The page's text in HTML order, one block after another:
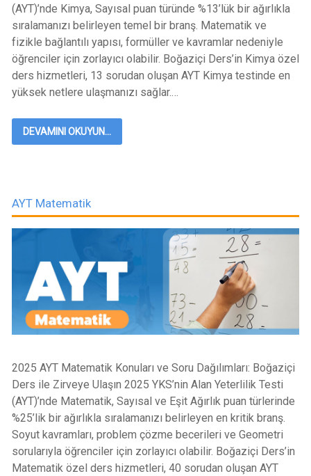
(AYT)’nde Kimya, Sayısal puan türünde %13’lük bir ağırlıkla
sıralamanızı belirleyen temel bir branş. Matematik ve
fizikle bağlantılı yapısı, formüller ve kavramlar nedeniyle
öğrenciler için zorlayıcı olabilir. Boğaziçi Ders’in Kimya özel
ders hizmetleri, 13 sorudan oluşan AYT Kimya testinde en
yüksek netlere ulaşmanızı sağlar.…
DEVAMINI OKUYUN...
AYT Matematik
2025 AYT Matematik Konuları ve Soru Dağılımları: Boğaziçi
Ders ile Zirveye Ulaşın 2025 YKS’nin Alan Yeterlilik Testi
(AYT)’nde Matematik, Sayısal ve Eşit Ağırlık puan türlerinde
%25’lik bir ağırlıkla sıralamanızı belirleyen en kritik branş.
Soyut kavramları, problem çözme becerileri ve Geometri
sorularıyla öğrenciler için zorlayıcı olabilir. Boğaziçi Ders’in
Matematik özel ders hizmetleri, 40 sorudan oluşan AYT